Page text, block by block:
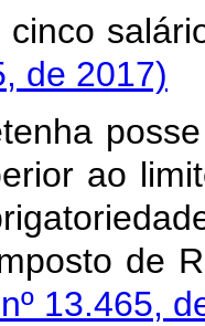
a
de 2017)
ao
13.465,